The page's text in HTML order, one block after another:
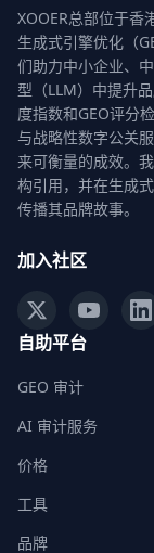
XOOER总部位于香
生成式引擎优化（
们助力中小企业、
型（LLM）中提升
度指数和GEO评分
与战略性数字公关
来可衡量的成效。
构引用，并在生成
传播其品牌故事。
加入社区
自助平台
GEO 审计
AI 审计服务
价格
工具
品牌